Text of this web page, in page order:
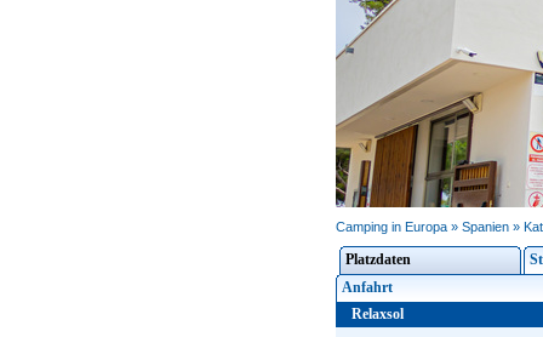
Camping in Europa » Spanien »
Platzdaten
Anfahrt
Relaxsol